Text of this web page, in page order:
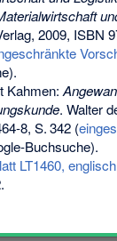
2009, ISBN
Kahmen:
. Walter
8,S.342 (
Buchsuche).
LT1460, englisch